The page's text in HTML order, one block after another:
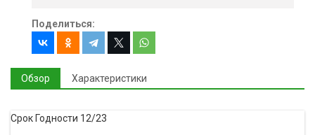
Поделиться:
Обзор Характеристики
Срок Годности 12/23